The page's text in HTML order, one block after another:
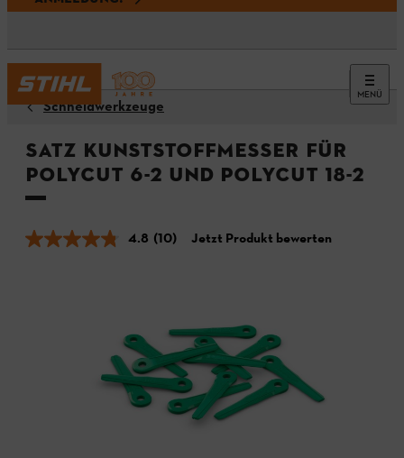
MENÜ
Schneidwerkzeuge
Satz Kunststoffmesser für
PolyCut 6-2 und PolyCut 18-2
4.8 (10) Jetzt Produkt bewerten